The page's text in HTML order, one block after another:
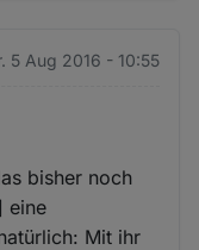
5 Aug 2016 - 10:55
bisher noch
eine
Mit ihr